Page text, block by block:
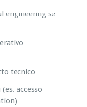
engineering se
tecnico
accesso